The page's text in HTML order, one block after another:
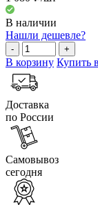
В наличии
Нашли дешевле?
- +
В корзину Купить
Доставка
по России
Самовывоз
сегодня